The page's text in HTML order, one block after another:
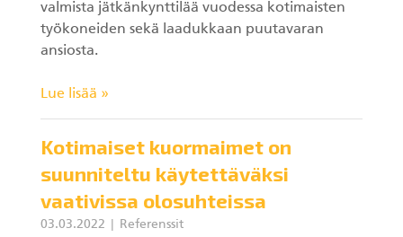
valmista jätkänkynttilää vuodessa kotimaisten
työkoneiden sekä laadukkaan puutavaran
ansiosta.
Lue lisää »
Kotimaiset kuormaimet on
suunniteltu käytettäväksi
vaativissa olosuhteissa
03.03.2022 Referenssit